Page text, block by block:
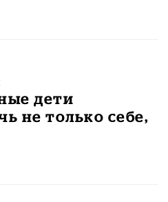
дети
не только себе,